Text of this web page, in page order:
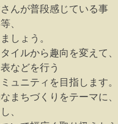
んが普段感じている事
、
しょう。
イルから趣向を変え て、
などを行う
ュニティを目指します。
まちづくりをテーマに、
、